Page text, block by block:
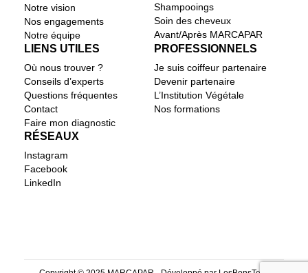
Notre vision
Nos engagements
Notre équipe
Shampooings
Soin des cheveux
Avant/Après MARCAPAR
LIENS UTILES
Où nous trouver ?
Conseils d’experts
Questions fréquentes
Contact
Faire mon diagnostic
PROFESSIONNELS
Je suis coiffeur partenaire
Devenir partenaire
L’Institution Végétale
Nos formations
RÉSEAUX
Instagram
Facebook
LinkedIn